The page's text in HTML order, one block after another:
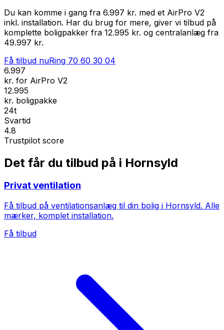
Du kan komme i gang fra 6.997 kr. med et AirPro V2
inkl. installation. Har du brug for mere, giver vi tilbud på
komplette boligpakker fra 12.995 kr. og centralanlæg fra
49.997 kr.
Få tilbud nuRing 70 60 30 04
6.997
kr. for AirPro V2
12.995
kr. boligpakke
24t
Svartid
4.8
Trustpilot score
Det får du tilbud på i Hornsyld
Privat ventilation
Få tilbud på ventilationsanlæg til din bolig i Hornsyld. Alle
mærker, komplet installation.
Få tilbud